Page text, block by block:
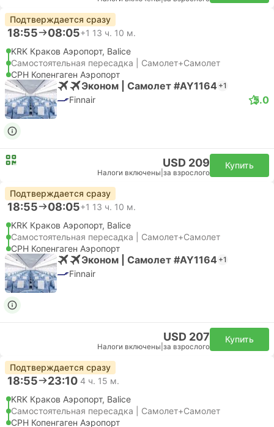
Подтверждается сразу
18:55 08:05+1 13 ч. 10 м.
KRK Краков Аэропорт, Balice
Самостоятельная пересадка | Самолет+Самолет
CPH Копенгаген Аэропорт
Эконом | Самолет #AY1164 +1
Finnair 5.0
USD 209
Налоги включены за взрослого
Купить
Подтверждается сразу
18:55 08:05+1 13 ч. 10 м.
KRK Краков Аэропорт, Balice
Самостоятельная пересадка | Самолет+Самолет
CPH Копенгаген Аэропорт
Эконом | Самолет #AY1164 +1
Finnair
USD 207
Налоги включены за взрослого
Купить
Подтверждается сразу
18:55 23:10 4 ч. 15 м.
KRK Краков Аэропорт, Balice
Самостоятельная пересадка | Самолет+Самолет
CPH Копенгаген Аэропорт